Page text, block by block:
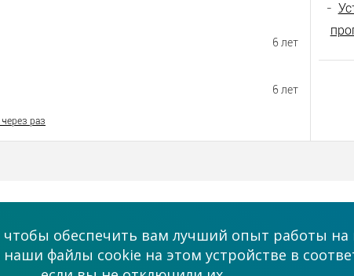
6 лет
6 лет
раз
-
Платные услуги
admin@allmaster.com.ua
обеспечить вам лучший опыт работы на
файлы cookie на этом устройстве в